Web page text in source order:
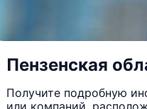
Пензенская
Получите подробную
или компаний,